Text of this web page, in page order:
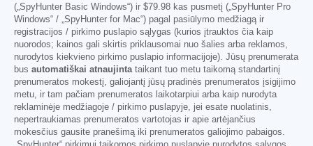
(„SpyHunter Basic Windows“) ir $79.98 kas pusmetį („SpyHunter Pro
Windows“ / „SpyHunter for Mac“) pagal pasiūlymo medžiagą ir
registracijos / pirkimo puslapio sąlygas (kurios įtrauktos čia kaip
nuorodos; kainos gali skirtis priklausomai nuo šalies arba reklamos,
nurodytos kiekvieno pirkimo puslapio informacijoje). Jūsų prenumerata
bus automatiškai atnaujintataikant tuo metu taikomą standartinį
prenumeratos mokestį, galiojantį jūsų pradinės prenumeratos įsigijimo
metu, ir tam pačiam prenumeratos laikotarpiui arba kaip nurodyta
reklaminėje medžiagoje / pirkimo puslapyje, jei esate nuolatinis,
nepertraukiamas prenumeratos vartotojas ir apie artėjančius
mokesčius gausite pranešimą iki prenumeratos galiojimo pabaigos.